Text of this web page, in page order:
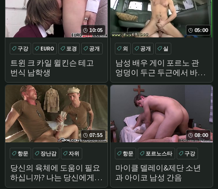
10:05
트윈 크 카일 윌킨슨 테고
번식 남학생
구강 EURO 포경 공개
05:00
남성 배우 게이 포르노 관
엉덩이 두근 두근에서 바이
버스!
외 공개 실
07:55
당신의 육체에 도움이 필요
하십니까? 나는 당신에게
항문 장난감
자위
공개
08:00
마이클 델레이&제단 소년
과 아이코 남성 간음
항문 포르노스타
구강
공개